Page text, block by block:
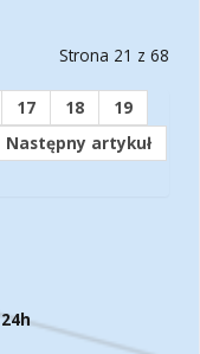
Strona 21 z 68
17 18
19
Następny artykuł